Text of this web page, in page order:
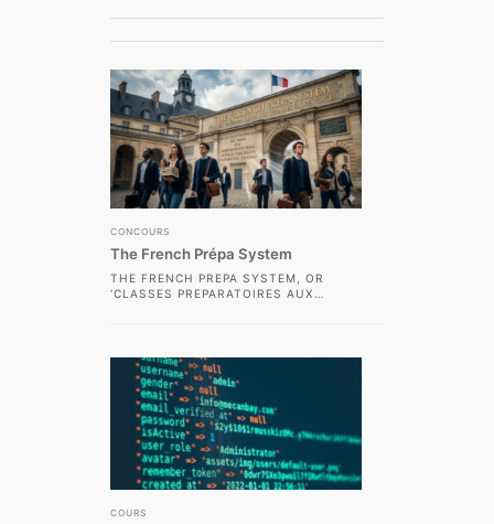
CONCOURS
The French Prépa System
THE FRENCH PREPA SYSTEM, OR
‘CLASSES PREPARATOIRES AUX
COURS